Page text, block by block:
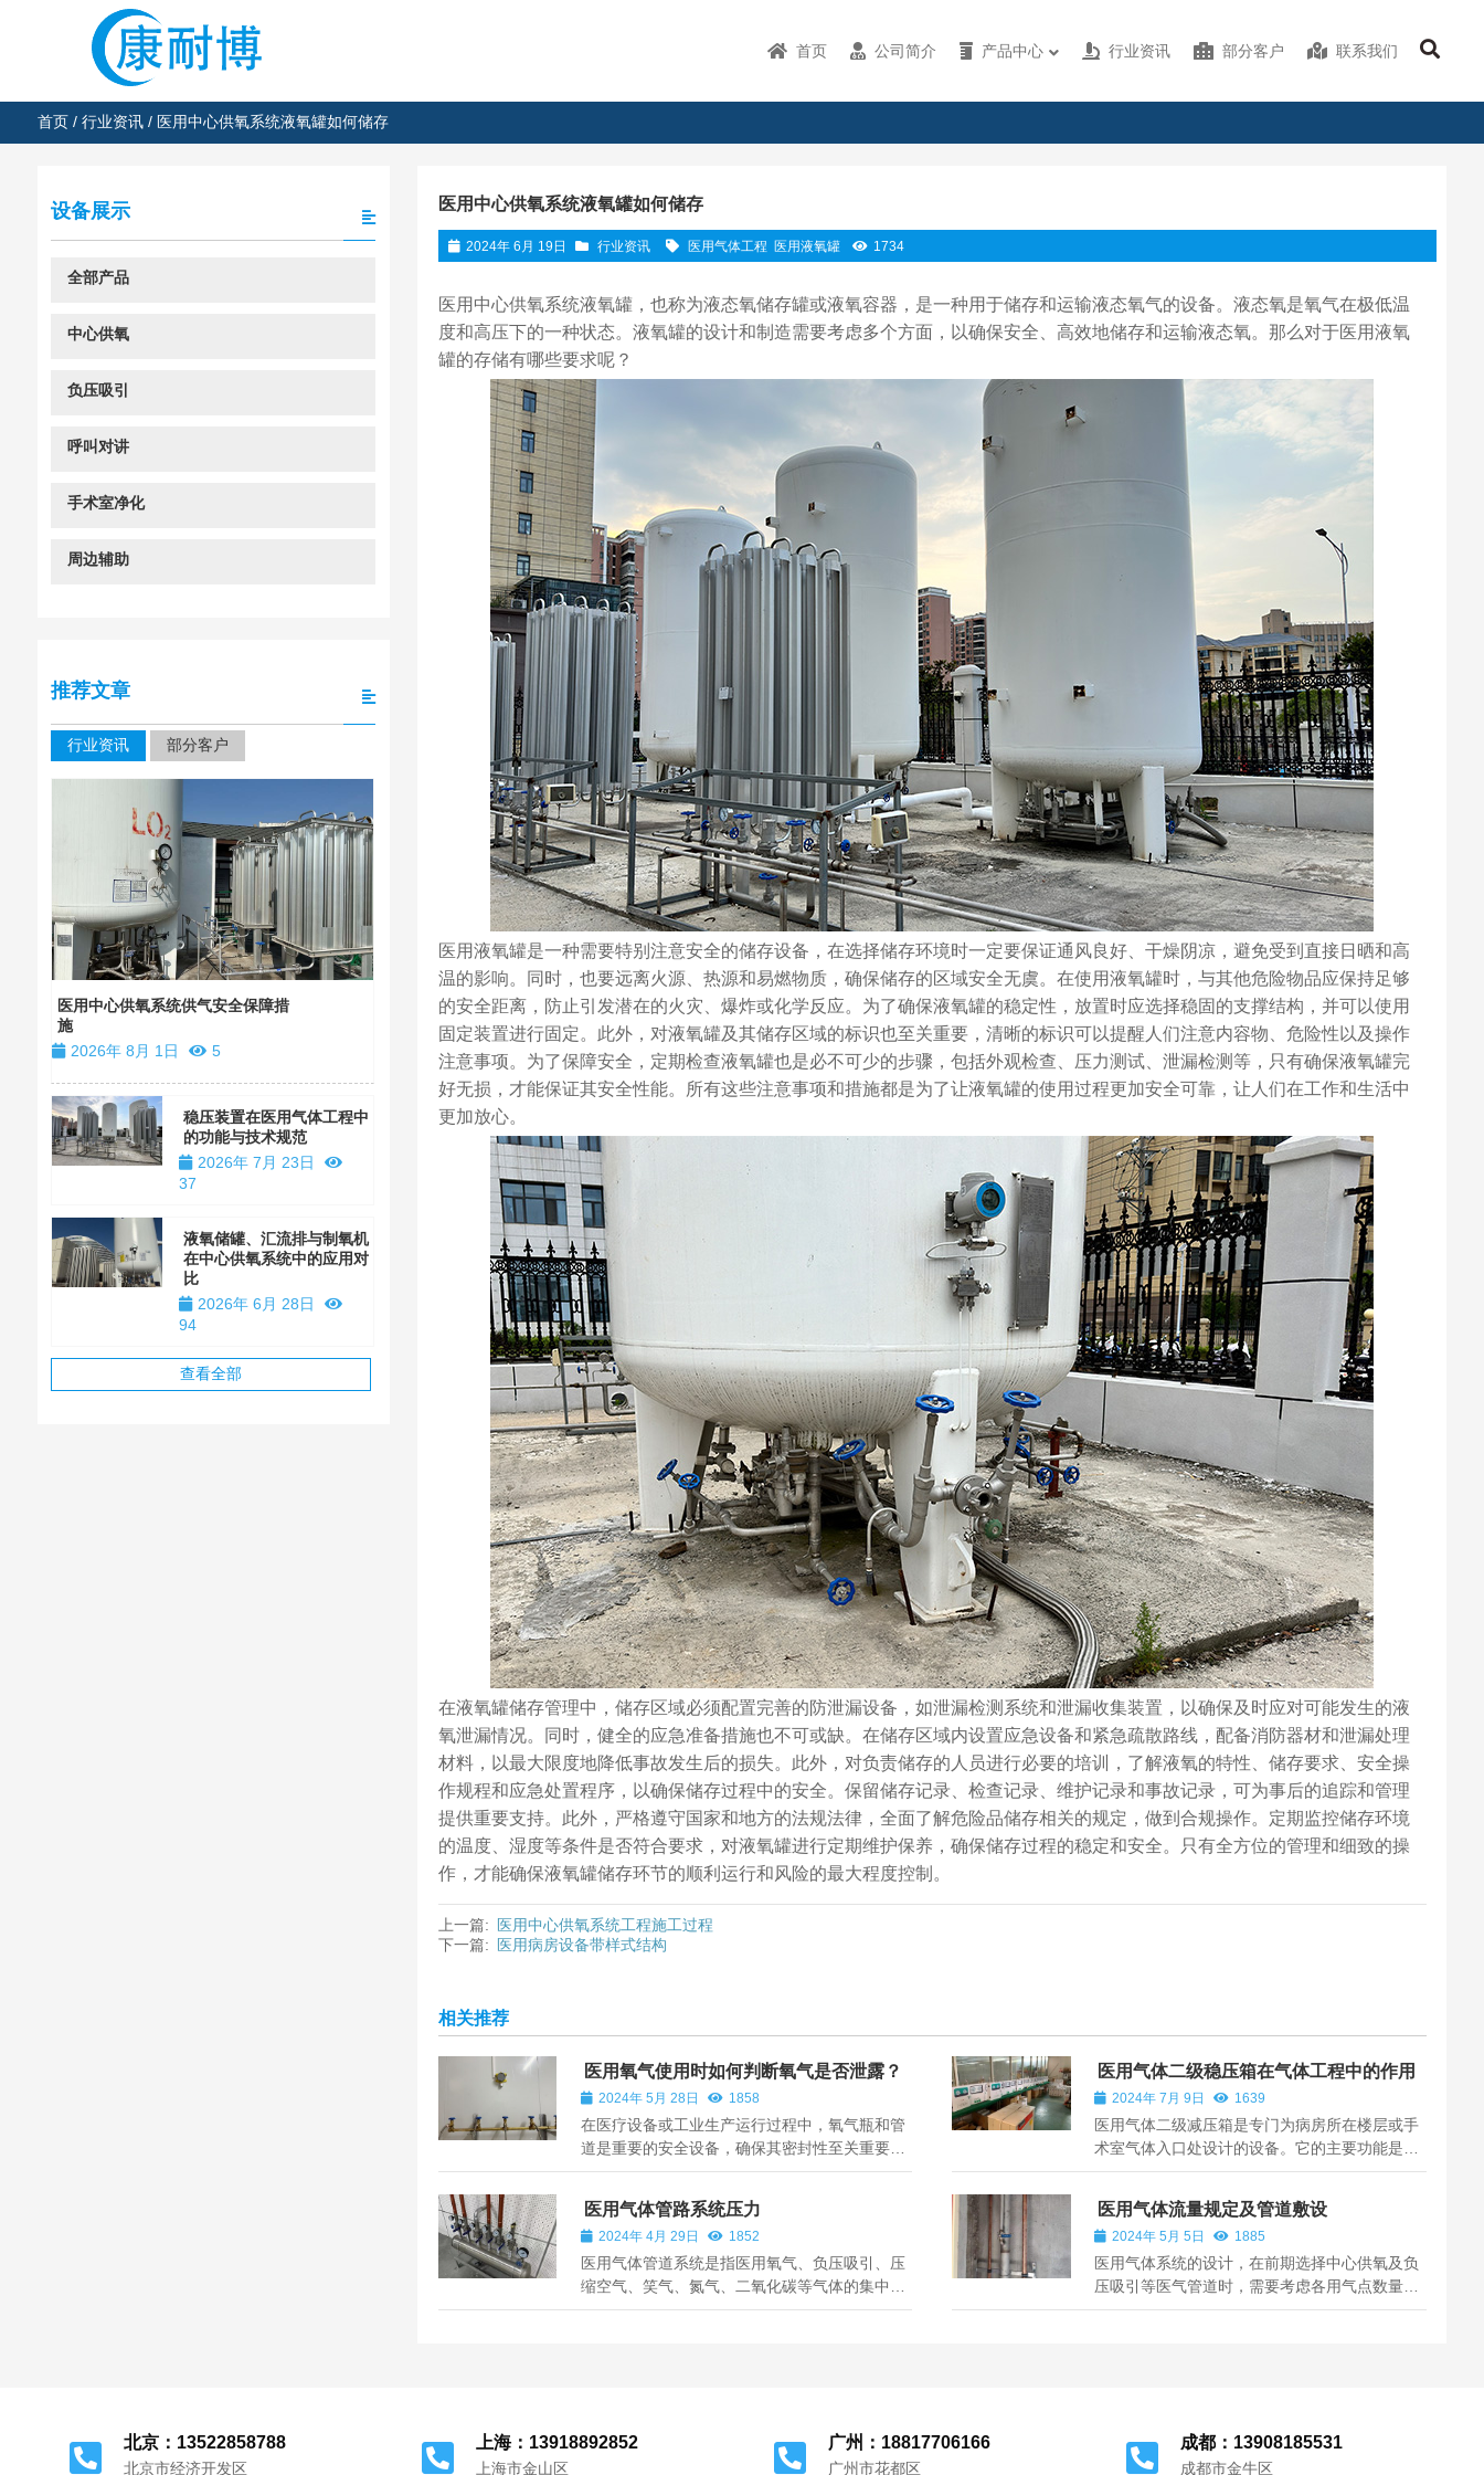
首页 公司简介 产品中心 行业资讯 部分客户 联系我们
首页/ 行业资讯/ 医用中心供氧系统液氧罐如何储存
医用中心供氧系统液氧罐如何储存
2024年 6月 19日 行业资讯 医用气体工程 医用液氧罐 1734
医用中心供氧系统液氧罐，也称为液态氧储存罐或液氧容器，是一种用于储存和运输液态氧气的设备。液态氧是氧气在极低温
度和高压下的一种状态。液氧罐的设计和制造需要考虑多个方面，以确保安全、高效地储存和运输液态氧。那么对于医用液氧
罐的存储有哪些要求呢？
医用液氧罐是一种需要特别注意安全的储存设备，在选择储存环境时一定要保证通风良好、干燥阴凉，避免受到直接日晒和高
温的影响。同时，也要远离火源、热源和易燃物质，确保储存的区域安全无虞。在使用液氧罐时，与其他危险物品应保持足够
的安全距离，防止引发潜在的火灾、爆炸或化学反应。为了确保液氧罐的稳定性，放置时应选择稳固的支撑结构，并可以使用
固定装置进行固定。此外，对液氧罐及其储存区域的标识也至关重要，清晰的标识可以提醒人们注意内容物、危险性以及操作
注意事项。为了保障安全，定期检查液氧罐也是必不可少的步骤，包括外观检查、压力测试、泄漏检测等，只有确保液氧罐完
好无损，才能保证其安全性能。所有这些注意事项和措施都是为了让液氧罐的使用过程更加安全可靠，让人们在工作和生活中
更加放心。
在液氧罐储存管理中，储存区域必须配置完善的防泄漏设备，如泄漏检测系统和泄漏收集装置，以确保及时应对可能发生的液
氧泄漏情况。同时，健全的应急准备措施也不可或缺。在储存区域内设置应急设备和紧急疏散路线，配备消防器材和泄漏处理
材料，以最大限度地降低事故发生后的损失。此外，对负责储存的人员进行必要的培训，了解液氧的特性、储存要求、安全操
作规程和应急处置程序，以确保储存过程中的安全。保留储存记录、检查记录、维护记录和事故记录，可为事后的追踪和管理
提供重要支持。此外，严格遵守国家和地方的法规法律，全面了解危险品储存相关的规定，做到合规操作。定期监控储存环境
的温度、湿度等条件是否符合要求，对液氧罐进行定期维护保养，确保储存过程的稳定和安全。只有全方位的管理和细致的操
作，才能确保液氧罐储存环节的顺利运行和风险的最大程度控制。
上一篇:
医用中心供氧系统工程施工过程
下一篇:
医用病房设备带样式结构
相关推荐
医用氧气使用时如何判断氧气是否泄露？
2024年 5月 28日 1858
在医疗设备或工业生产运行过程中，氧气瓶和管
道是重要的安全设备，确保其密封性至关重要。
那么在使用过程中如何判断氧气是否泄露呢？ 如
或者看到有气泡冒出，这通常意味着有少量的氧
气泄漏的征兆。当泄漏声音较大，或者泄...
医用气体二级稳压箱在气体工程中的作用
2024年 7月 9日 1639
医用气体二级减压箱是专门为病房所在楼层或手
术室气体入口处设计的设备。它的主要功能是对
管路压力进行调整，使其稳定在一定的范围内。
方便对管道和设备进行维护和保养。 这款气体二
级减压箱集成了管路减压和截止功能，其...
医用气体管路系统压力
2024年 4月 29日 1852
医用气体管道系统是指医用氧气、负压吸引、压
缩空气、笑气、氮气、二氧化碳等气体的集中供
应、排放和管道分配系统。医疗气体设置区域为
医用气体流量规定及管道敷设
2024年 5月 5日 1885
医用气体系统的设计，在前期选择中心供氧及负
压吸引等医气管道时，需要考虑各用气点数量，
主管、分管、支管的管径大小，那么医用气体管
设备展示
全部产品
中心供氧
负压吸引
呼叫对讲
手术室净化
周边辅助
推荐文章
行业资讯 部分客户
医用中心供氧系统供气安全保障措
施
2026年 8月 1日
5
稳压装置在医用气体工程中
的功能与技术规范
2026年 7月 23日
37
液氧储罐、汇流排与制氧机
在中心供氧系统中的应用对
比
2026年 6月 28日
94
查看全部
四川大学华西口腔医院医用气体工程设备安
2026年 1月 17日
2825
陕西西安红会医院医用气体
2026年 1月 14日
2966
浙江省金华市人民医院中心
供氧系统设备安装
2026年 1月 14日
2850
查看全部
北京：13522858788
北京市经济开发区
上海：13918892852
上海市金山区
广州：18817706166
广州市花都区
成都：13908185531
成都市金牛区